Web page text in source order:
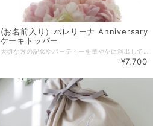
(お名前入り）バレリーナ Anniversary
ケーキトッパー
¥7,700